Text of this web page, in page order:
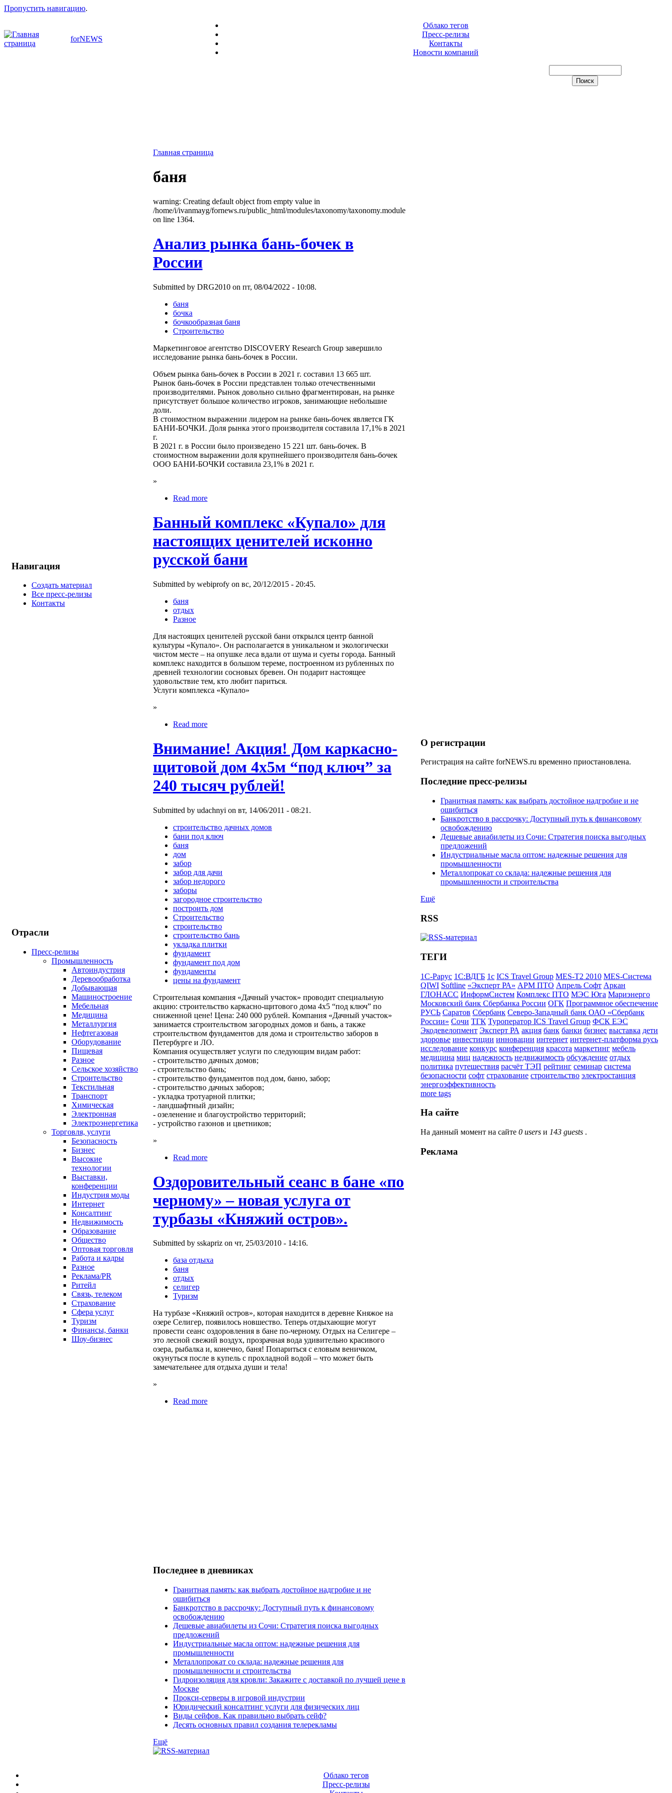
Пропустить навигацию.
forNEWS
Облако тегов
Пресс-релизы
Контакты
Новости компаний
Навигация
Создать материал
Все пресс-релизы
Контакты
Отрасли
Пресс-релизы
Промышленность
Автоиндустрия
Деревообработка
Добывающая
Машиностроение
Мебельная
Медицина
Металлургия
Нефтегазовая
Оборудование
Пищевая
Разное
Сельское хозяйство
Строительство
Текстильная
Транспорт
Химическая
Электронная
Электроэнергетика
Торговля, услуги
Безопасность
Бизнес
Высокие
технологии
Выставки,
конференции
Индустрия моды
Интернет
Консалтинг
Недвижимость
Образование
Общество
Оптовая торговля
Работа и кадры
Разное
Реклама/PR
Ритейл
Связь, телеком
Страхование
Сфера услуг
Туризм
Финансы, банки
Шоу-бизнес
Главная страница
баня
warning: Creating default object from empty value in
/home/i/ivanmayg/fornews.ru/public_html/modules/taxonomy/taxonomy.module
on line 1364.
Анализ рынка бань-бочек в
России
Submitted by DRG2010 on пт, 08/04/2022 - 10:08.
баня
бочка
бочкообразная баня
Строительство
Маркетинговое агентство DISCOVERY Research Group завершило
исследование рынка бань-бочек в России.
Объем рынка бань-бочек в России в 2021 г. составил 13 665 шт.
Рынок бань-бочек в России представлен только отечественными
производителями. Рынок довольно сильно фрагментирован, на рынке
присутствует большое количество игроков, занимающие небольшие
доли.
В стоимостном выражении лидером на рынке бань-бочек является ГК
БАНИ-БОЧКИ. Доля рынка этого производителя составила 17,1% в 2021
г.
В 2021 г. в России было произведено 15 221 шт. бань-бочек. В
стоимостном выражении доля крупнейшего производителя бань-бочек
ООО БАНИ-БОЧКИ составила 23,1% в 2021 г.
»
Read more
Банный комплекс «Купало» для
настоящих ценителей исконно
русской бани
Submitted by webiprofy on вс, 20/12/2015 - 20:45.
баня
отдых
Разное
Для настоящих ценителей русской бани открылся центр банной
культуры «Купало». Он располагается в уникальном и экологически
чистом месте – на опушке леса вдали от шума и суеты города. Банный
комплекс находится в большом тереме, построенном из рубленных по
древней технологии сосновых бревен. Он подарит настоящее
удовольствие тем, кто любит париться.
Услуги комплекса «Купало»
»
Read more
Внимание! Акция! Дом каркасно-
щитовой дом 4х5м “под ключ” за
240 тысяч рублей!
Submitted by udachnyi on вт, 14/06/2011 - 08:21.
cтроительство дачных домов
бани под ключ
баня
дом
забор
забор для дачи
забор недорого
заборы
загородное строительство
построить дом
Строительство
строительство
строительство бань
укладка плитки
фундамент
фундамент под дом
фундаменты
цены на фундамент
Строительная компания «Дачный участок» проводит специальную
акцию: строительство каркасно-щитового дома 4х5 “под ключ” по
сниженной цене! Цена: 240 000 рублей. Компания «Дачный участок»
занимается строительством загородных домов и бань, а также
строительством фундаментов для дома и строительство заборов в
Петербурге и ЛО.
Компания осуществляет услуги по следующим видам работ:
- строительство дачных домов;
- строительство бань;
- строительство фундаментов под дом, баню, забор;
- строительство дачных заборов;
- укладка тротуарной плитки;
- ландшафтный дизайн;
- озеленение и благоустройство территорий;
- устройство газонов и цветников;
»
Read more
Оздоровительный сеанс в бане «по
черному» – новая услуга от
турбазы «Княжий остров».
Submitted by sskapriz on чт, 25/03/2010 - 14:16.
база отдыха
баня
отдых
селигер
Туризм
На турбазе «Княжий остров», которая находится в деревне Княжое на
озере Селигер, появилось новшество. Теперь отдыхающие могут
провести сеанс оздоровления в бане по-черному. Отдых на Селигере –
это лесной свежий воздух, прозрачная вода удивительно красивого
озера, рыбалка и, конечно, баня! Попариться с еловым веничком,
окунуться после в купель с прохладной водой – что может быть
замечательнее для отдыха души и тела!
»
Read more
Последнее в дневниках
Гранитная память: как выбрать достойное надгробие и не
ошибиться
Банкротство в рассрочку: Доступный путь к финансовому
освобождению
Дешевые авиабилеты из Сочи: Стратегия поиска выгодных
предложений
Индустриальные масла оптом: надежные решения для
промышленности
Металлопрокат со склада: надежные решения для
промышленности и строительства
Гидроизоляция для кровли: Закажите с доставкой по лучшей цене в
Москве
Прокси-серверы в игровой индустрии
Юридический консалтинг услуги для физических лиц
Виды сейфов. Как правильно выбрать сейф?
Десять основных правил создания телерекламы
Ещё
О регистрации
Регистрация на сайте forNEWS.ru временно приостановлена.
Последние пресс-релизы
Гранитная память: как выбрать достойное надгробие и не
ошибиться
Банкротство в рассрочку: Доступный путь к финансовому
освобождению
Дешевые авиабилеты из Сочи: Стратегия поиска выгодных
предложений
Индустриальные масла оптом: надежные решения для
промышленности
Металлопрокат со склада: надежные решения для
промышленности и строительства
Ещё
RSS
ТЕГИ
1С-Рарус 1С:ВДГБ 1с ICS Travel Group MES-T2 2010 MES-Система
QIWI Softline «Эксперт РА» АРМ ПТО Апрель Софт Аркан
ГЛОНАСС ИнформСистем Комплекс ПТО МЭС Юга Мариэнерго
Московский банк Сбербанка России ОГК Программное обеспечение
РУСЬ Саратов Сбербанк Северо-Западный банк ОАО «Сбербанк
России» Сочи ТГК Туроператор ICS Travel Group ФСК ЕЭС
Экодевелопмент Эксперт РА акция банк банки бизнес выставка дети
здоровье инвестиции инновации интернет интернет-платформа русь
исследование конкурс конференция красота маркетинг мебель
медицина миц надежность недвижимость обсуждение отдых
политика путешествия расчёт ТЭП рейтинг семинар система
безопасности софт страхование строительство электростанция
энергоэффективность
more tags
На сайте
На данный момент на сайте 0 users и 143 guests .
Реклама
Облако тегов
Пресс-релизы